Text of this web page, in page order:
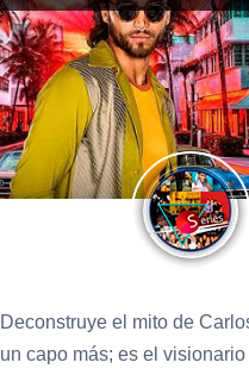
Deconstruye el mito de
un capo más; es el visionario